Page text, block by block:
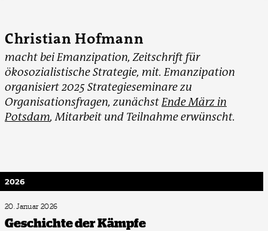
Christian Hofmann
macht bei Emanzipation, Zeitschrift für
ökosozialistische Strategie, mit. Emanzipation
organisiert 2025 Strategieseminare zu
Organisationsfragen, zunächstEnde März in
Potsdam, Mitarbeit und Teilnahme erwünscht.
2026
20. Januar 2026
Geschichte der Kämpfe